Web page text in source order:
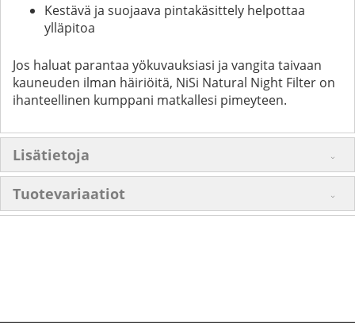
Kestävä ja suojaava pintakäsittely helpottaa
ylläpitoa
Jos haluat parantaa yökuvauksiasi ja vangita taivaan
kauneuden ilman häiriöitä, NiSi Natural Night Filter on
ihanteellinen kumppani matkallesi pimeyteen.
Lisätietoja
Tuotevariaatiot